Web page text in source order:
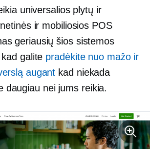
universalios plytų ir
ir mobiliosios POS
geriausių šios sistemos
galite pradėkite nuo mažo ir
augant kad niekada
daugiau nei jums reikia.